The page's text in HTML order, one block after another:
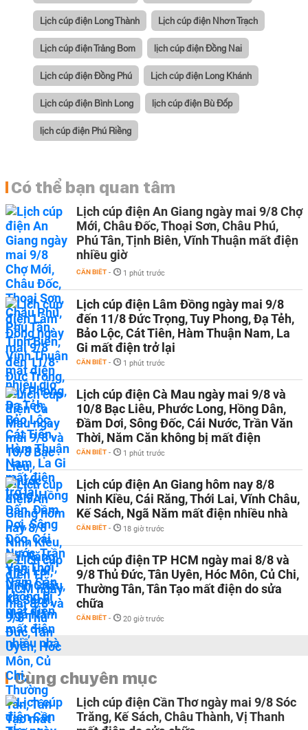
Lịch cúp điện Long Thành Lịch cúp điện Nhơn Trạch
Lịch cúp điện Trảng Bom lịch cúp điện Đồng Nai
Lịch cúp điện Đồng Phú Lịch cúp điện Long Khánh
Lịch cúp điện Bình Long lịch cúp điện Bù Đốp
lịch cúp điện Phú Riềng
Có thể bạn quan tâm
Lịch cúp điện An Giang ngày mai 9/8 Chợ
Mới, Châu Đốc, Thoại Sơn, Châu Phú,
Phú Tân, Tịnh Biên, Vĩnh Thuận mất điện
nhiều giờ
CẦN BIẾT - 1 phút trước
Lịch cúp điện Lâm Đồng ngày mai 9/8
đến 11/8 Đức Trọng, Tuy Phong, Đạ Tẻh,
Bảo Lộc, Cát Tiên, Hàm Thuận Nam, La
Gi mất điện trở lại
CẦN BIẾT - 1 phút trước
Lịch cúp điện Cà Mau ngày mai 9/8 và
10/8 Bạc Liêu, Phước Long, Hồng Dân,
Đầm Dơi, Sông Đốc, Cái Nước, Trần Văn
Thời, Năm Căn không bị mất điện
CẦN BIẾT - 1 phút trước
Lịch cúp điện An Giang hôm nay 8/8
Ninh Kiều, Cái Răng, Thới Lai, Vĩnh Châu,
Kế Sách, Ngã Năm mất điện nhiều nhà
CẦN BIẾT - 18 giờ trước
Lịch cúp điện TP HCM ngày mai 8/8 và
9/8 Thủ Đức, Tân Uyên, Hóc Môn, Củ Chi,
Thường Tân, Tân Tạo mất điện do sửa
chữa
CẦN BIẾT - 20 giờ trước
Cùng chuyên mục
Lịch cúp điện Cần Thơ ngày mai 9/8 Sóc
Trăng, Kế Sách, Châu Thành, Vị Thanh